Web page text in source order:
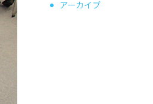
アーカイブ